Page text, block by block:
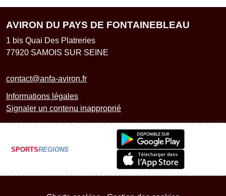
AVIRON DU PAYS DE FONTAINEBLEAU
1 bis Quai Des Platreries
77920 SAMOIS SUR SEINE
contact@anfa-aviron.fr
Informations légales
Signaler un contenu inapproprié
SPORTSREGIONS